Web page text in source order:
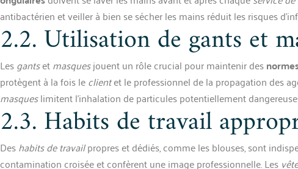
antibactérien et veiller à bien se sécher les mains réduit les risques
2.2. Utilisation de gants et
Lesgantsetmasquesjouent un rôle crucial pour maintenir des
protègent à la fois leclientet le professionnel de la propagation des
masqueslimitent l’inhalation de particules potentiellement
2.3. Habits de travail
Deshabits de travailpropres et dédiés, comme les blouses, sont
contamination croisée et confèrent une image professionnelle. Les